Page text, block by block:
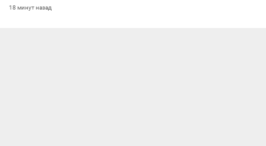
18 минут назад